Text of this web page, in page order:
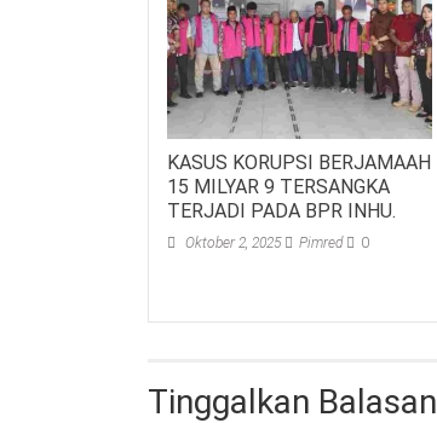
KASUS KORUPSI BERJAMAAH
15 MILYAR 9 TERSANGKA
TERJADI PADA BPR INHU.
Oktober 2, 2025 Pimred 0
Tinggalkan Balasan